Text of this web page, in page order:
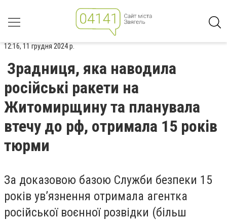
12:16, 11 грудня 2024 р.
Зрадниця, яка наводила
російські ракети на
Житомирщину та планувала
втечу до рф, отримала 15 років
тюрми
За доказовою базою Служби безпеки 15
років ув’язнення отримала агентка
російської воєнної розвідки (більш